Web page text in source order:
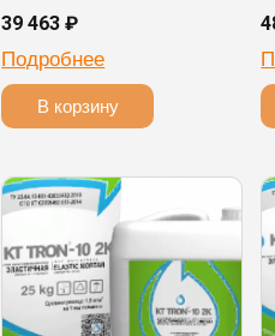
39 463 ₽
Подробнее
В корзину